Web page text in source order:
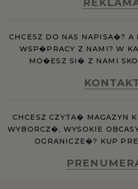
CHCESZ DO NAS NAPISA�?
WSP�PRACY Z NAMI? W
MO�ESZ SI� Z NAMI
CHCESZ CZYTA� MAGAZYN
WYBORCZ�, WYSOKIE
OGRANICZE�? KUP